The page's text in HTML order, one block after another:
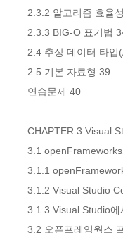
2.3.2 알고리즘 효율
2.3.3 BIG-O 표기법
2.4 추상 데이터 타입
2.5 기본 자료형 39
연습문제 40
CHAPTER 3 Visual
3.1
3.1.1
3.1.2 Visual Studio
3.1.3 Visual Studio에
3.2 오픈프레임웍스